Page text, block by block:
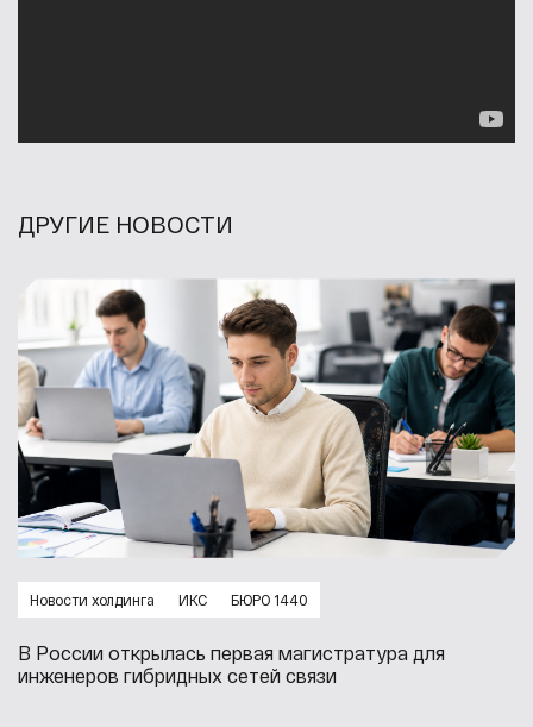
ДРУГИЕ НОВОСТИ
Новости холдинга ИКС БЮРО 1440
В России открылась первая магистратура для
инженеров гибридных сетей связи